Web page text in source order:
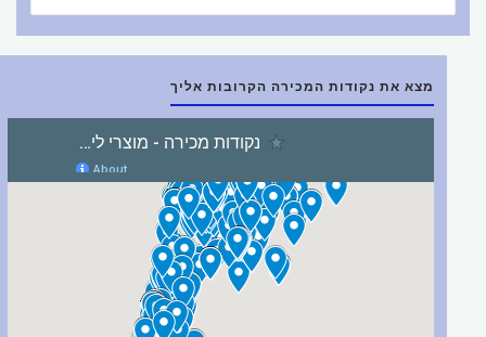
מצא את נקודות המכירה הקרובות אליך